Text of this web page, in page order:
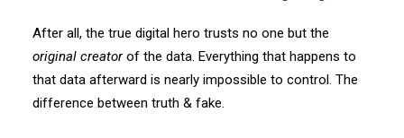
After all, the true digital hero trusts no one but the
original creatorof the data. Everything that happens to
that data afterward is nearly impossible to control. The
difference between truth & fake.